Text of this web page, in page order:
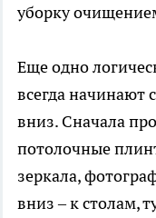
уборку
Еще одно
всегда начинают
вниз. Сначала
потолочные
зеркала,
вниз – к столам,